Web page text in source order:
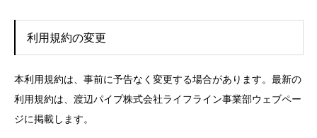
利用規約の変更
本利用規約は、事前に予告なく変更する場合があります。最新の
利用規約は、渡辺パイプ株式会社ライフライン事業部ウェブペー
ジに掲載します。